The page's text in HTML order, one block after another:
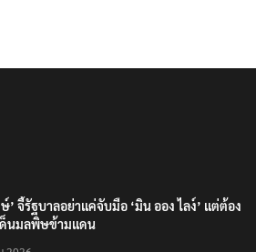
’ จี้รัฐบาลอย่าแค่จับมือ ‘มิน ออง ไลง์’ แต่ต้อง
ด็นมลพิษข้ามแดน